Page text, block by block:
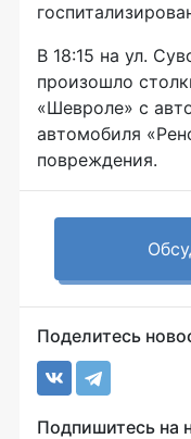
В 18:15 на ул.
произошло
«Шевроле» с
автомобиля
повреждения.
Поделитесь
Подпишитесь на